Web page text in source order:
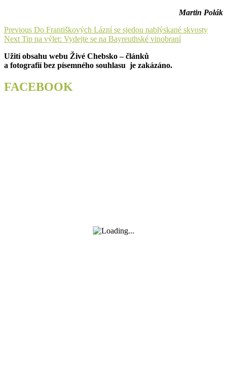
Martin Polák
Navigace
pro
příspěvek
Previous Previous
post:
Do Františkových Lázní se sjedou nablýskané skvosty
Next Next
Tip na výlet: Vydejte se na Bayreuthské vinobraní
Užití obsahu webu Živé Chebsko – článků
a fotografií bez písemného souhlasu je zakázáno.
FACEBOOK